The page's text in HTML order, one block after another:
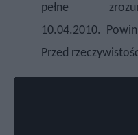
pełne
10.04.2010.
Przed